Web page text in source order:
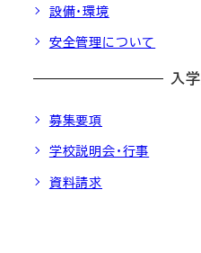
設備・環境
安全管理について
入
募集要項
学校説明会・行事
資料請求